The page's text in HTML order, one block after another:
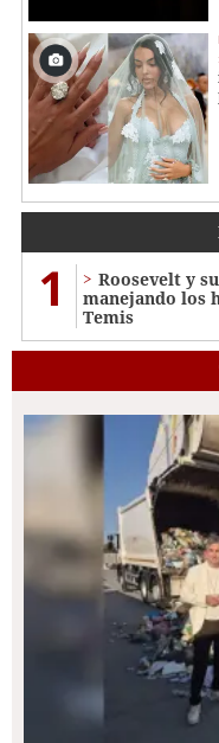
1
Roosevelt y
manejando los
Temis